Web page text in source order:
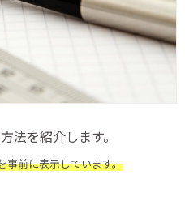
法を紹介します。
事前に表示しています。